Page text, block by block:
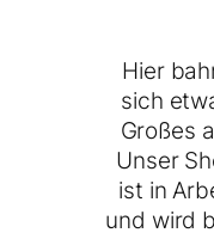
Hier
sich
Großes
Unser
ist in
und wird